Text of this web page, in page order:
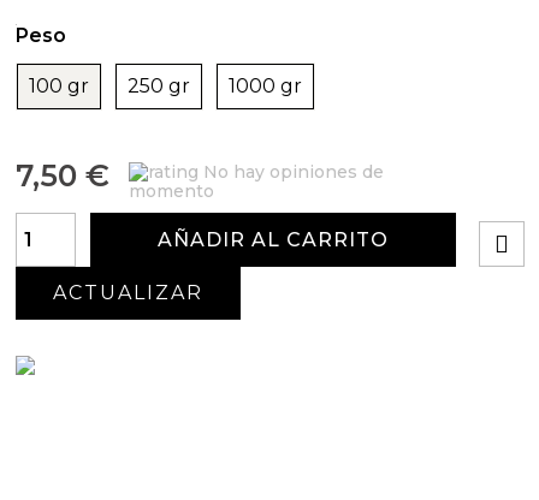
Peso
100 gr 250 gr 1000 gr
7,50 €
No hay opiniones de
momento
AÑADIR AL CARRITO